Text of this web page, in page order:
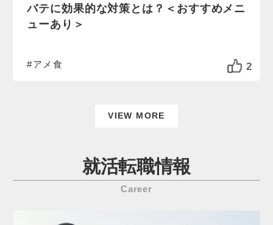
バテに効果的な対策とは？＜おすすめメニ
ューあり＞
#アメ食 2
VIEW MORE
就活転職情報
Career